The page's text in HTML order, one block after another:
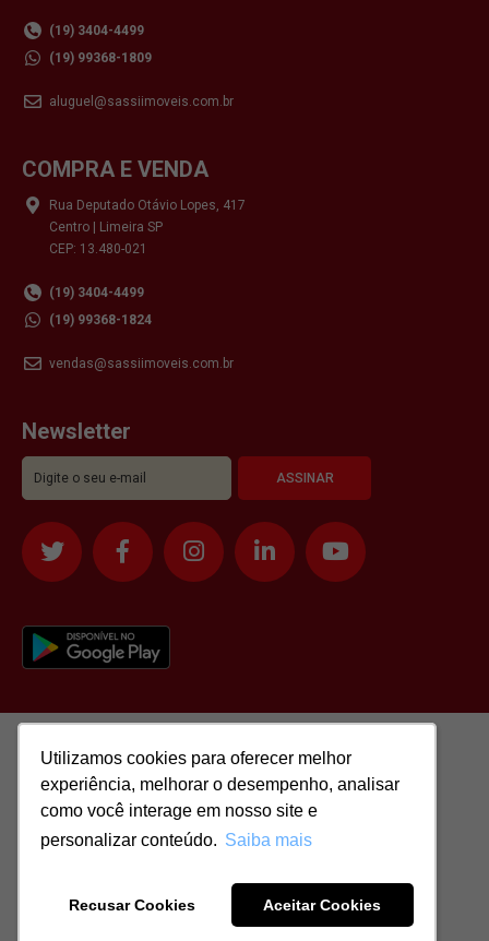
Utilizamos cookies para oferecer melhor
experiência, melhorar o desempenho, analisar
como você interage em nosso site e
personalizar conteúdo. Saiba mais
Recusar Cookies Aceitar Cookies
Utilizamos cookies para oferecer melhor
experiência, melhorar o desempenho, analisar
como você interage em nosso site e
personalizar conteúdo. Saiba mais
Recusar Cookies Aceitar Cookies
(19) 3404-4499
(19) 99368-1809
aluguel@sassiimoveis.com.br
COMPRA E VENDA
Rua Deputado Otávio Lopes, 417
Centro | Limeira SP
CEP: 13.480-021
(19) 3404-4499
(19) 99368-1824
vendas@sassiimoveis.com.br
Newsletter
51.417.293/0001-48 | CRECI: J-04970/1